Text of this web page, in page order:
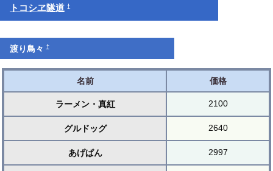
トコシヱ隧道 †
渡り鳥々†
名前 価格
ラーメン・真紅 2100
グルドッグ 2640
あげぱん 2997